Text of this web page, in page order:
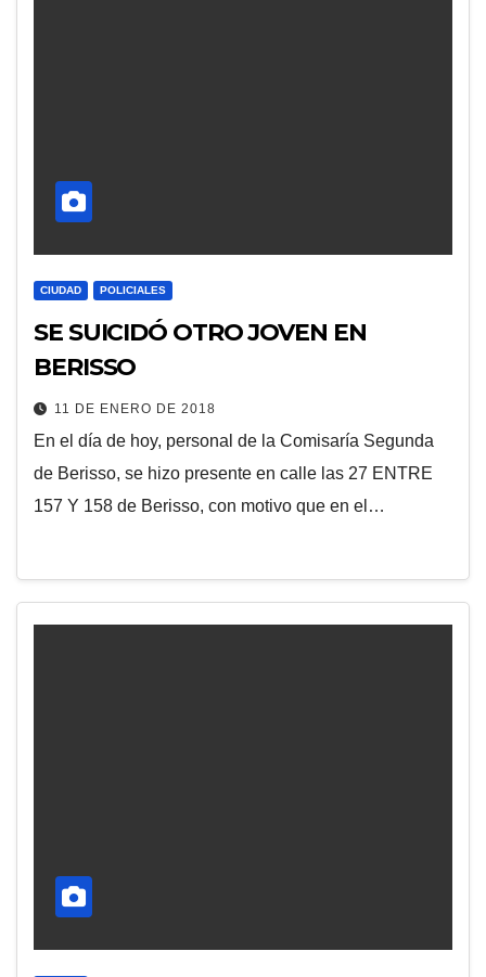
CIUDAD POLICIALES
SE SUICIDÓ OTRO JOVEN EN
BERISSO
11 DE ENERO DE 2018
En el día de hoy, personal de la Comisaría Segunda
de Berisso, se hizo presente en calle las 27 ENTRE
157 Y 158 de Berisso, con motivo que en el…